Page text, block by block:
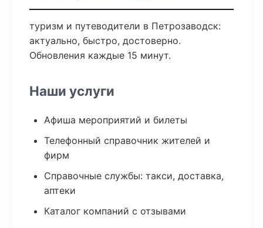
туризм и путеводители в Петрозаводск:
актуально, быстро, достоверно.
Обновления каждые 15 минут.
Наши услуги
Афиша мероприятий и билеты
Телефонный справочник жителей и
фирм
Справочные службы: такси, доставка,
аптеки
Каталог компаний с отзывами